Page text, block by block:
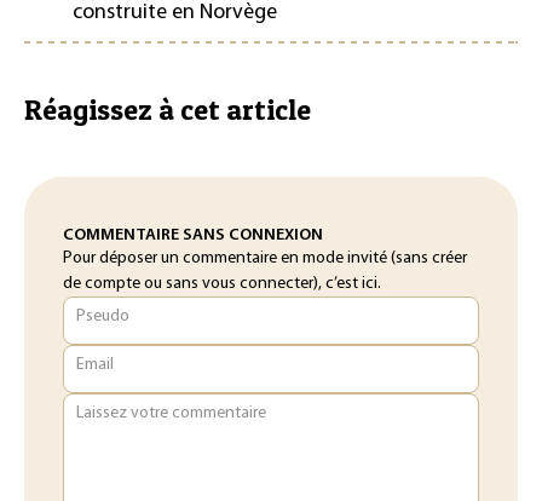
construite en Norvège
Réagissez à cet article
COMMENTAIRE SANS CONNEXION
Pour déposer un commentaire en mode invité (sans créer
de compte ou sans vous connecter), c’est ici.
Pseudo
Email
Laissez votre commentaire